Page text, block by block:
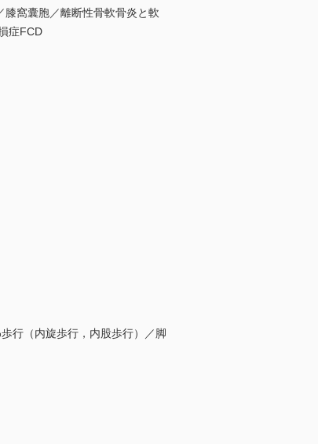
窩囊胞／離断性骨軟骨炎と軟
症FCD
行（内旋歩行，内股歩行）／脚